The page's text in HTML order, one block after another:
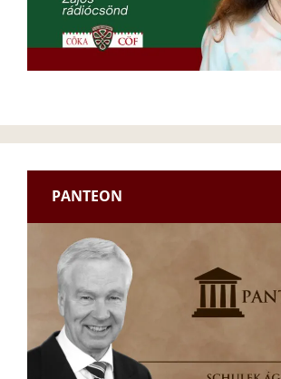
PANTEON